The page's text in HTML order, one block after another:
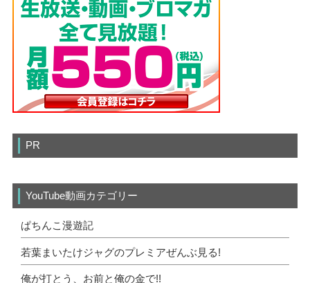
PR
YouTube動画カテゴリー
ぱちんこ漫遊記
若葉まいたけジャグのプレミアぜんぶ見る!
俺が打とう、お前と俺の金で!!